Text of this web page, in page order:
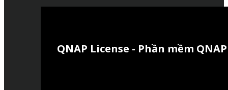
QNAP License - Phần mềm QNAP